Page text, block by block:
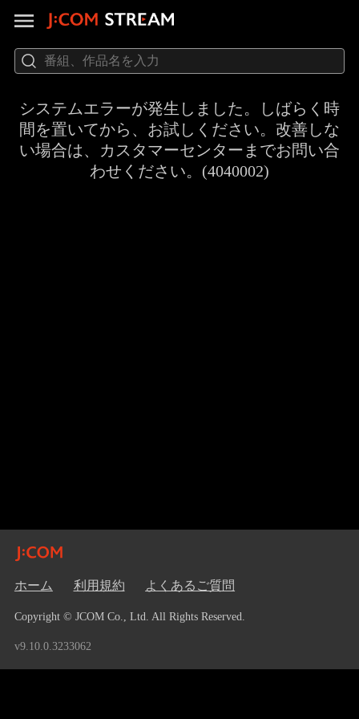
システムエラーが発生しました。しばらく時
間を置いてから、お試しください。改善しな
い場合は、カスタマーセンターまでお問い合
わせください。(4040002)
ホーム 利用規約 よくあるご質問
Copyright © JCOM Co., Ltd. All Rights Reserved.
v9.10.0.3233062